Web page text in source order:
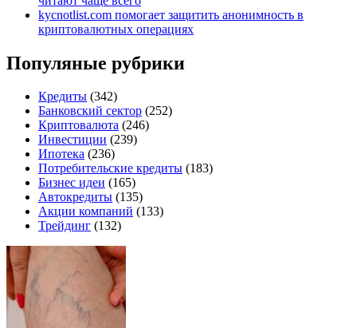
kycnotlist.com помогает защитить анонимность в
криптовалютных операциях
Популяные рубрики
Кредиты (342)
Банковский сектор (252)
Криптовалюта (246)
Инвестиции (239)
Ипотека (236)
Потребительские кредиты (183)
Бизнес идеи (165)
Автокредиты (135)
Акции компаний (133)
Трейдинг (132)